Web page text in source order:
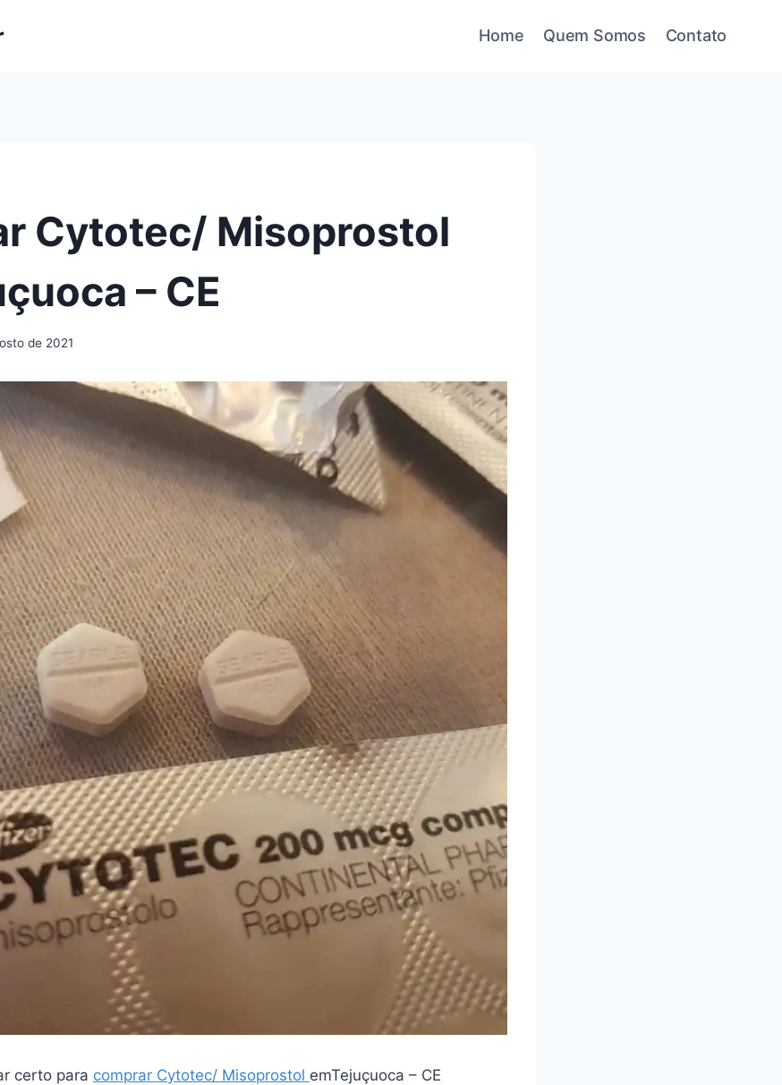
Home Quem Somos Contato
Cytotec/ Misoprostol
– CE
de 2021
certo para comprar Cytotec/ Misoprostol emTejuçuoca – CE